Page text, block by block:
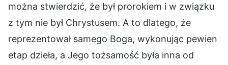
można stwierdzić, że był prorokiem i w związku
z tym nie był Chrystusem. A to dlatego, że
reprezentował samego Boga, wykonując pewien
etap dzieła, a Jego tożsamość była inna od